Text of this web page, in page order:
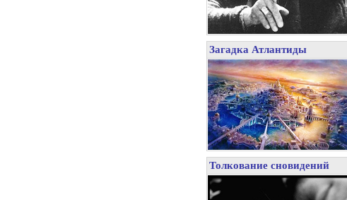
Загадка Атлантиды
Толкование сновидений